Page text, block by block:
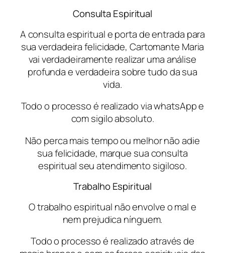
Consulta Espiritual
A consulta espiritual e porta de entrada para
sua verdadeira felicidade, Cartomante Maria
vai verdadeiramente realizar uma análise
profunda e verdadeira sobre tudo da sua
vida.
Todo o processo é realizado via whatsApp e
com sigilo absoluto.
Não perca mais tempo ou melhor não adie
sua felicidade, marque sua consulta
espiritual seu atendimento sigiloso.
Trabalho Espiritual
O trabalho espiritual não envolve o mal e
nem prejudica nínguem.
Todo o processo é realizado através de